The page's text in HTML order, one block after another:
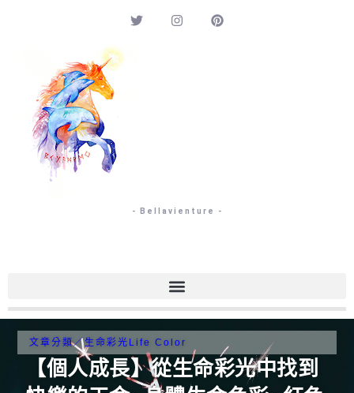
- Bellavienture -
文章分類／生命彩光Life Color
【個人成長】從生命彩光中找到